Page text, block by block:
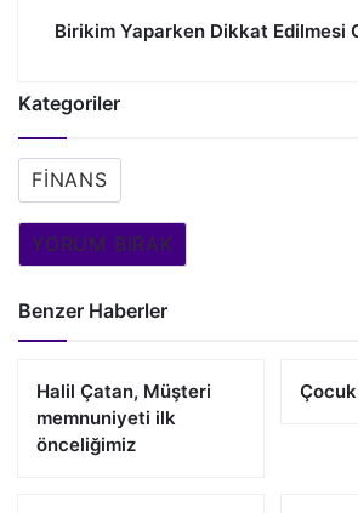
Birikim Yaparken Dikkat Edilmesi
Kategoriler
FINANS
YORUM BIRAK
Benzer Haberler
Halil Çatan, Müşteri
memnuniyeti ilk
önceliğimiz
Çocuk